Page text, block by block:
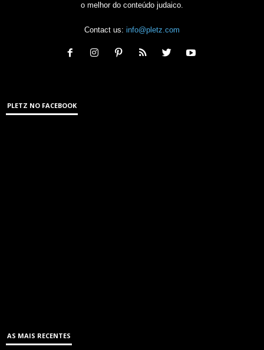
o melhor do conteúdo judaico.
Contact us: info@pletz.com
PLETZ NO FACEBOOK
AS MAIS RECENTES